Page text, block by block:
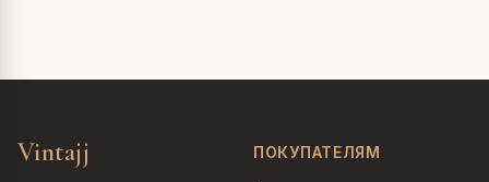
Vintajj ПОКУПАТЕЛЯМ